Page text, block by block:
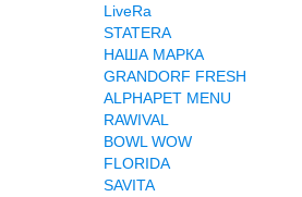
LiveRa
STATERA
НАША МАРКА
GRANDORF FRESH
ALPHAPET MENU
RAWIVAL
BOWL WOW
FLORIDA
SAVITA